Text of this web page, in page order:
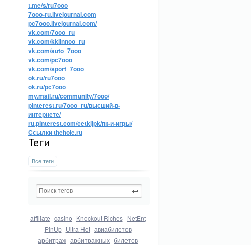
t.me/s/ru7ooo
7ooo-ru.livejournal.com
pc7ooo.livejournal.com/
vk.com/7ooo_ru
vk.com/kkiinnoo_ru
vk.com/auto_7ooo
vk.com/pc7ooo
vk.com/sport_7ooo
ok.ru/ru7ooo
ok.ru/pc7ooo
my.mail.ru/community/7ooo/
pinterest.ru/7ooo_ru/высший-в-
интернете/
ru.pinterest.com/cetkijpk/пк-и-игры/
Ссылки thehole.ru
Теги
Все теги
affiliate casino Knockout Riches NetEnt
PinUp Ultra Hot авиабилетов
арбитраж арбитражных билетов